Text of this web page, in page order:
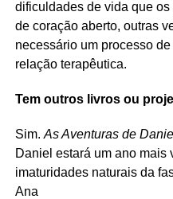
dificuldades de vida que
de coração aberto, outras
necessário um processo
relação terapêutica.
Tem outros livros ou
Sim. As Aventuras de
Daniel estará um ano
imaturidades naturais da
Ana